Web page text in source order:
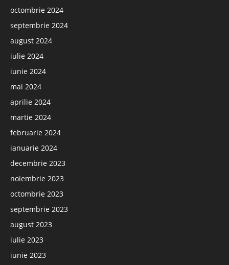
octombrie 2024
septembrie 2024
august 2024
iulie 2024
iunie 2024
mai 2024
aprilie 2024
martie 2024
februarie 2024
ianuarie 2024
decembrie 2023
noiembrie 2023
octombrie 2023
septembrie 2023
august 2023
iulie 2023
iunie 2023